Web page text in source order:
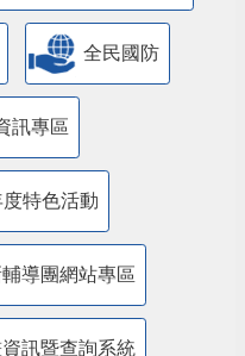
管理認證標章專區
訊專區
特色活動
導團網站專區